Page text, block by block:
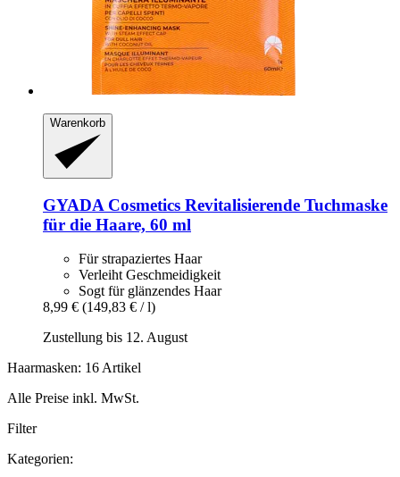
Warenkorb
GYADA Cosmetics Revitalisierende Tuchmaske
für die Haare, 60 ml
Für strapaziertes Haar
Verleiht Geschmeidigkeit
Sogt für glänzendes Haar
8,99 € (149,83 € / l)
Zustellung bis 12. August
Haarmasken: 16 Artikel
Alle Preise inkl. MwSt.
Filter
Kategorien: